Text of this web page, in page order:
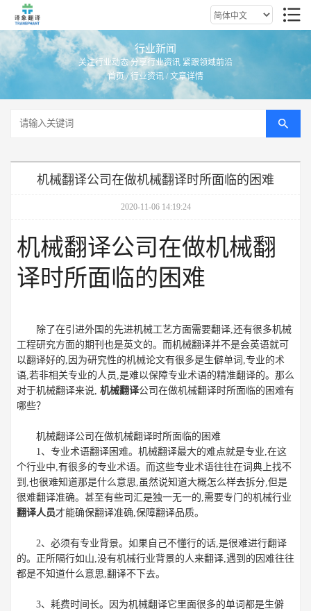
行业新闻
关注行业动态 分享行业资讯 紧跟领域前沿
首页/行业资讯 / 文章详情
机械翻译公司在做机械翻译时所面临的困难
2020-11-06 14:19:24
机械翻译公司在做机械翻
译时所面临的困难
除了在引进外国的先进机械工艺方面需要翻译,还有很多机械
工程研究方面的期刊也是英文的。而机械翻译并不是会英语就可
以翻译好的,因为研究性的机械论文有很多是生僻单词,专业的术
语,若非相关专业的人员,是难以保障专业术语的精准翻译的。那么
对于机械翻译来说, 机械翻译公司在做机械翻译时所面临的困难有
哪些？
机械翻译公司在做机械翻译时所面临的困难
1、专业术语翻译困难。机械翻译最大的难点就是专业,在这
个行业中,有很多的专业术语。而这些专业术语往往在词典上找不
到,也很难知道那是什么意思,虽然说知道大概怎么样去拆分,但是
很难翻译准确。甚至有些司汇是独一无一的,需要专门的机械行业
翻译人员才能确保翻译准确,保障翻译品质。
2、必须有专业背景。如果自己不懂行的话,是很难进行翻译
的。正所隔行如山,没有机械行业背景的人来翻译,遇到的因难往往
都是不知道什么意思,翻译不下去。
3、耗费时间长。因为机械翻译它里面很多的单词都是生僻